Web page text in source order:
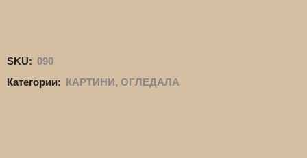
SKU: 090
Категории:
КАРТИНИ, ОГЛЕДАЛА